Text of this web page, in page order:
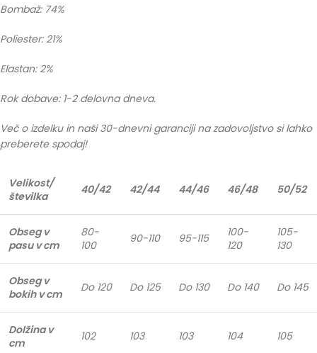
Bombaž: 74%
Poliester: 21%
Elastan: 2%
Rok dobave: 1-2 delovna dneva.
Več o izdelku in naši 30-dnevni garanciji na zadovoljstvo si lahko
preberete spodaj!
Velikost/
številka
40/42 42/44 44/46 46/48 50/52
Obseg v
pasu v cm
80-
100
90-110 95-115
100-
120
105-
130
Obseg v
bokih v cm
Do 120 Do 125 Do 130 Do 140 Do 145
Dolžina v
cm
102 103 103 104 105